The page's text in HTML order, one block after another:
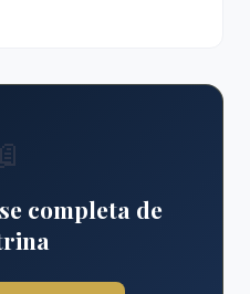
completa de